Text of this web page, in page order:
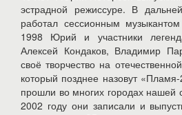
эстрадной режиссуре. В
работал сессионным
1998 Юрий и участники
Алексей Кондаков, Владимир
своё творчество на
который позднее назовут
прошли во многих городах нашей
2002 году они записали и